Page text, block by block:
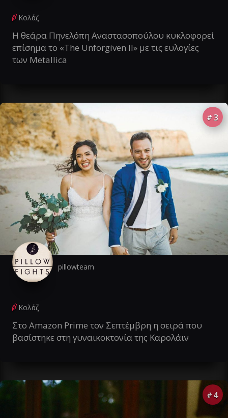
Κολάζ
Η θεάρα Πηνελόπη Αναστασοπούλου κυκλοφορεί
επίσημα το «The Unforgiven II» με τις ευλογίες
των Metallica
# 3
pillowteam
Κολάζ
Στο Amazon Prime τον Σεπτέμβρη η σειρά που
βασίστηκε στη γυναικοκτονία της Καρολάιν
# 4